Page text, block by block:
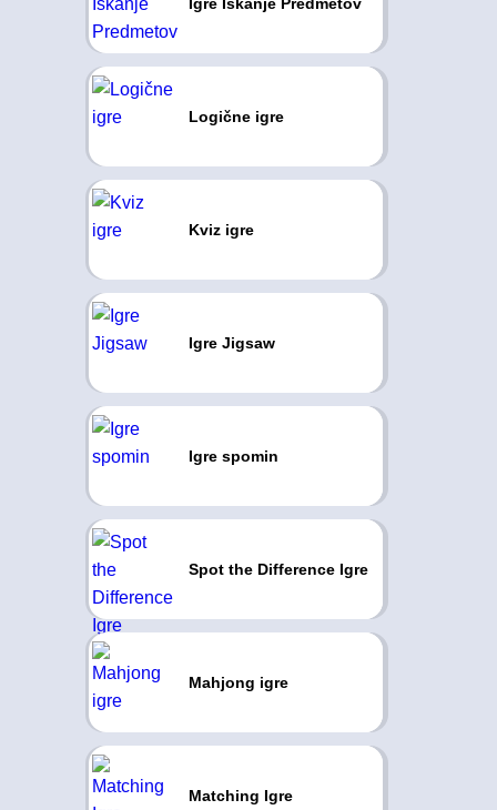
Logične igre
Kviz igre
Igre Jigsaw
Igre spomin
Spot the Difference Igre
Mahjong igre
Matching Igre